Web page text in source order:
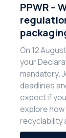
PPWR –
On 12
your
mandatory.
deadlines
expect if
explore how
recyclability